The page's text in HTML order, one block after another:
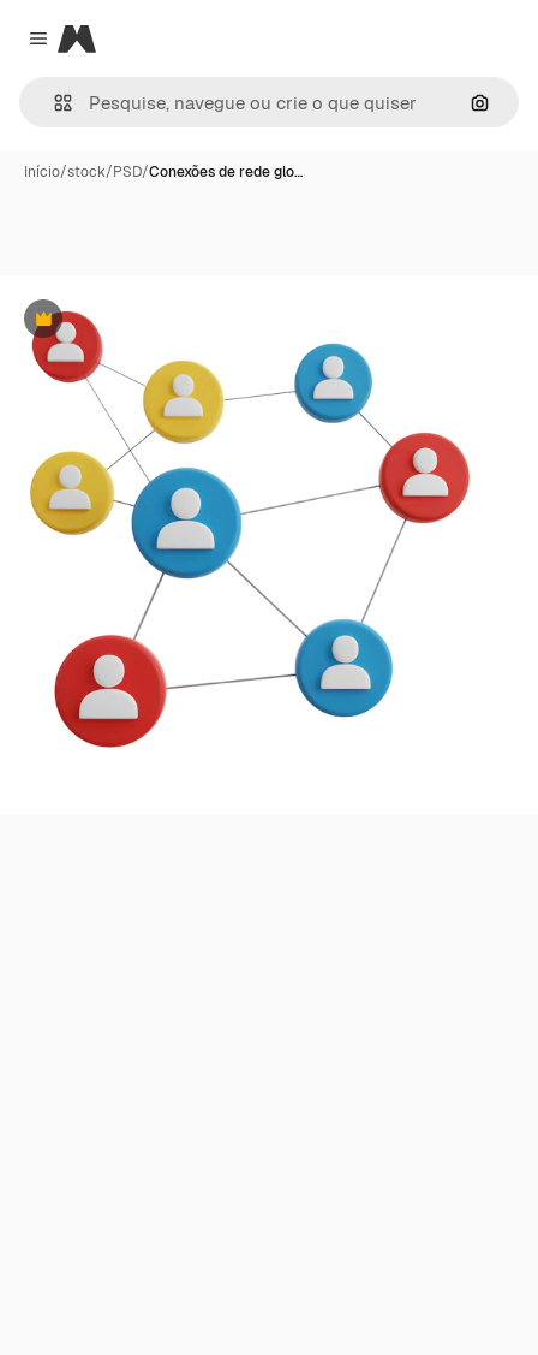
Close menu
Magnific
Início/stock/PSD/Conexões de rede glo…
Premium